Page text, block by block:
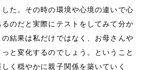
した。その時の環境や心境の違いで心
のだと実際にテストをしてみて分か
の結果は私だけではなく、お母さんや
と変化するのでしょう。ということ
く穏やかに親子関係を築いていく